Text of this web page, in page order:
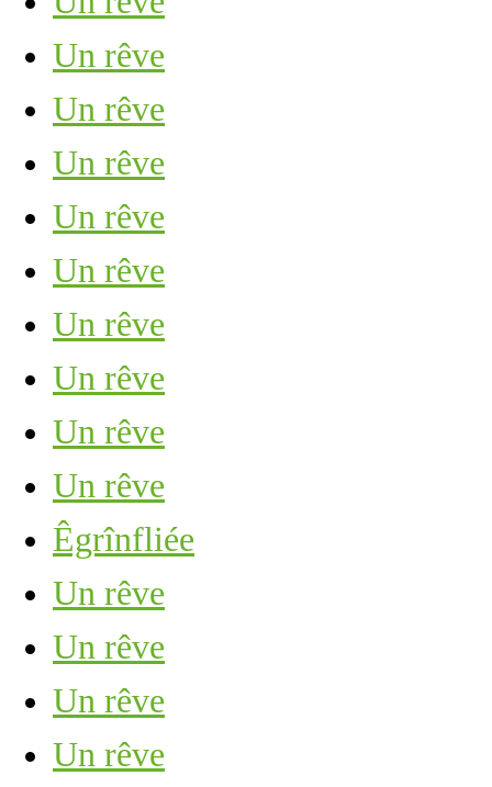
Un rêve
Un rêve
Un rêve
Un rêve
Un rêve
Un rêve
Un rêve
Un rêve
Un rêve
Êgrînfliée
Un rêve
Un rêve
Un rêve
Un rêve